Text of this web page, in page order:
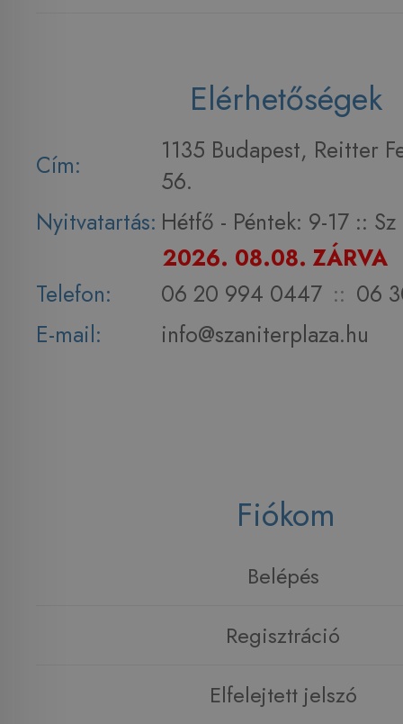
Elérhetőségek
Cím:
1135 Budapest, Reitter
56.
Nyitvatartás: Hétfő - Péntek: 9-17 :: Sz
2026. 08.08. ZÁRVA
Telefon:
06 20 994 0447 :: 06
E-mail:
info@szaniterplaza.hu
Fiókom
Belépés
Regisztráció
Elfelejtett jelszó